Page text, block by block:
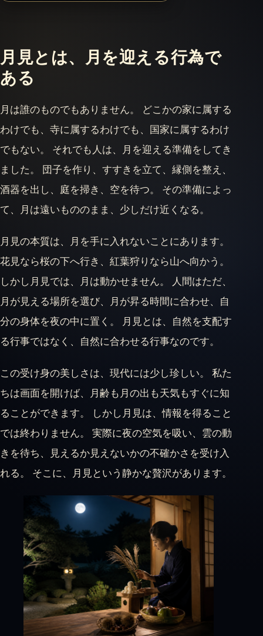
月見とは、月を迎える行為で
ある
月は誰のものでもありません。 どこかの家に属する
わけでも、寺に属するわけでも、国家に属するわけ
でもない。 それでも人は、月を迎える準備をしてき
ました。 団子を作り、すすきを立て、縁側を整え、
酒器を出し、庭を掃き、空を待つ。 その準備によっ
て、月は遠いもののまま、少しだけ近くなる。
月見の本質は、月を手に入れないことにあります。
花見なら桜の下へ行き、紅葉狩りなら山へ向かう。
しかし月見では、月は動かせません。 人間はただ、
月が見える場所を選び、月が昇る時間に合わせ、自
分の身体を夜の中に置く。 月見とは、自然を支配す
る行事ではなく、自然に合わせる行事なのです。
この受け身の美しさは、現代には少し珍しい。 私た
ちは画面を開けば、月齢も月の出も天気もすぐに知
ることができます。 しかし月見は、情報を得ること
では終わりません。 実際に夜の空気を吸い、雲の動
きを待ち、見えるか見えないかの不確かさを受け入
れる。 そこに、月見という静かな贅沢があります。